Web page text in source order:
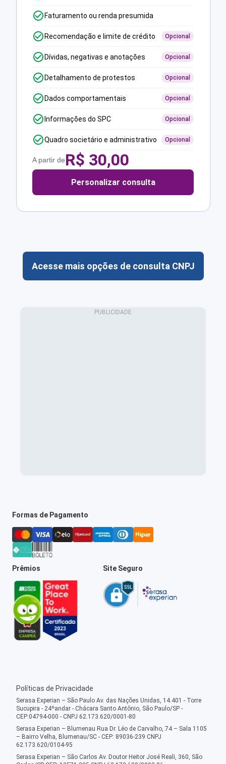
Faturamento ou renda presumida
Recomendação e limite de crédito Opcional
Dívidas, negativas e anotações Opcional
Detalhamento de protestos Opcional
Dados comportamentais Opcional
Informações do SPC Opcional
Quadro societário e administrativo Opcional
A partir deR$ 30,00
Personalizar consulta
Acesse mais opções de consulta CNPJ
Formas de Pagamento
Prêmios Site Seguro
Políticas de Privacidade
Serasa Experian – São Paulo Av. das Nações Unidas, 14.401 - Torre
Sucupira - 24ºandar - Chácara Santo Antônio, São Paulo/SP -
CEP:04794-000 - CNPJ 62.173.620/0001-80
Serasa Experian – Blumenau Rua Dr. Léo de Carvalho, 74 – Sala 1105
– Bairro Velha, Blumenau/SC - CEP: 89036-239 CNPJ
62.173.620/0104-95
Serasa Experian – São Carlos Av. Doutor Heitor José Reali, 360, São